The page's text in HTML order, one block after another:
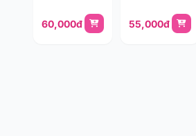
60,000đ
55,000đ